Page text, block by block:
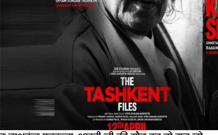
लेकिन
क्या
गांधी
के
सपनों
का
भारत
बन
पाया?